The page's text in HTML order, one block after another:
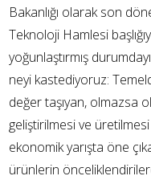
Bakanlığı olarak son
Teknoloji Hamlesi
yoğunlaştırmış
neyi kastediyoruz:
değer taşıyan, olmazsa
geliştirilmesi ve
ekonomik yarışta öne
ürünlerin